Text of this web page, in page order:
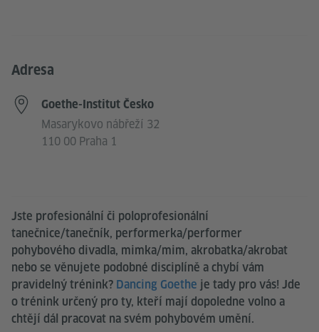
Jste profesionální či poloprofesionální
tanečnice/tanečník, performerka/performer
pohybového divadla, mimka/mim, akrobatka/akrobat
nebo se věnujete podobné disciplíně a chybí vám
pravidelný trénink? Dancing Goethe je tady pro vás! Jde
o trénink určený pro ty, kteří mají dopoledne volno a
chtějí dál pracovat na svém pohybovém umění.
Adresa
Goethe-Institut Česko
Masarykovo nábřeží 32
110 00 Praha 1